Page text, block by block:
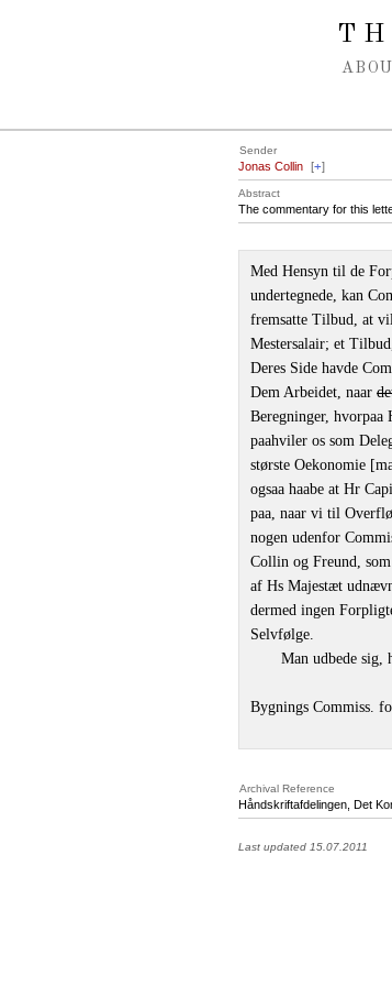
Sender
Jonas Collin [+]
Abstract
The commentary for this
Med Hensyn til de
undertegnede, kan
fremsatte Tilbud, at
Mestersalair; et
Deres Side havde
Dem Arbeidet, naar
Beregninger, hvorpaa
paahviler os som
største Oekonomie
ogsaa haabe at Hr
paa, naar vi til
nogen udenfor
Collin og Freund, som
af Hs Majestæt
dermed ingen
Selvfølge.
Man udbede sig,
Bygnings Commiss.
Archival Reference
Håndskriftafdelingen, Det
Last updated 15.07.2011